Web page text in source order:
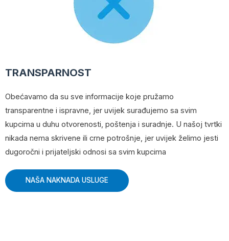
TRANSPARNOST
Obećavamo da su sve informacije koje pružamo
transparentne i ispravne, jer uvijek surađujemo sa svim
kupcima u duhu otvorenosti, poštenja i suradnje. U našoj tvrtki
nikada nema skrivene ili crne potrošnje, jer uvijek želimo jesti
dugoročni i prijateljski odnosi sa svim kupcima
NAŠA NAKNADA USLUGE